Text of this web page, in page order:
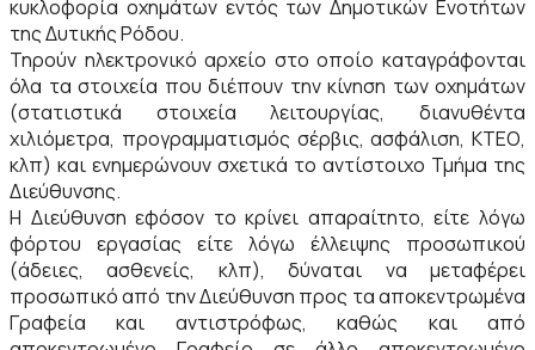
κυκλοφορία οχημάτων εντός των Δημοτικών Ενοτήτων
της Δυτικής Ρόδου.
Τηρούν ηλεκτρονικό αρχείο στο οποίο καταγράφονται
όλα τα στοιχεία που διέπουν την κίνηση των οχημάτων
(στατιστικά στοιχεία λειτουργίας, διανυθέντα
χιλιόμετρα, προγραμματισμός σέρβις, ασφάλιση, ΚΤΕΟ,
κλπ) και ενημερώνουν σχετικά το αντίστοιχο Τμήμα της
Διεύθυνσης.
Η Διεύθυνση εφόσον το κρίνει απαραίτητο, είτε λόγω
φόρτου εργασίας είτε λόγω έλλειψης προσωπικού
(άδειες, ασθενείς, κλπ), δύναται να μεταφέρει
προσωπικό από την Διεύθυνση προς τα αποκεντρωμένα
Γραφεία και αντιστρόφως, καθώς και από